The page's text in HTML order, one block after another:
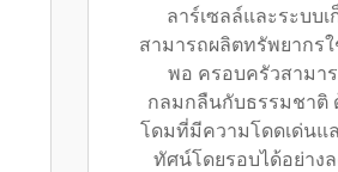
ลาร์เซลล์และระบบ
สามารถผลิตทรัพยากรใ
พอ ครอบครัวสามา
กลมกลืนกับธรรมชาติ
โดมที่มีความโดดเด่นแ
ทัศน์โดยรอบได้อย่าง